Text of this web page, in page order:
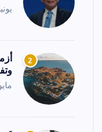
يونيو 26,
2
مايو 4,